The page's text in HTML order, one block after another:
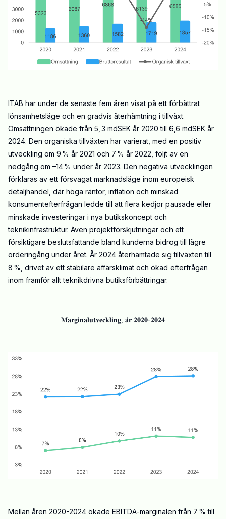
ITAB har under de senaste fem åren visat på ett förbättrat
lönsamhetsläge och en gradvis återhämtning i tillväxt.
Omsättningen ökade från 5, 3 mdSEK år 2020 till 6,6 mdSEK år
2024. Den organiska tillväxten har varierat, med en positiv
utveckling om 9 % år 2021 och 7 % år 2022, följt av en
nedgång om –14 % under år 2023. Den negativa utvecklingen
förklaras av ett försvagat marknadsläge inom europeisk
detaljhandel, där höga räntor, inflation och minskad
konsumentefterfrågan ledde till att flera kedjor pausade eller
minskade investeringar i nya butikskoncept och
teknikinfrastruktur. Även projektförskjutningar och ett
försiktigare beslutsfattande bland kunderna bidrog till lägre
orderingång under året. År 2024 återhämtade sig tillväxten till
8 %, drivet av ett stabilare affärsklimat och ökad efterfrågan
inom framför allt teknikdrivna butiksförbättringar.
𝐌𝐚𝐫𝐠𝐢𝐧𝐚𝐥𝐮𝐭𝐯𝐞𝐜𝐤𝐥𝐢𝐧𝐠, 𝐚̊𝐫 𝟐𝟎𝟐𝟎-𝟐𝟎𝟐𝟒
Mellan åren 2020-2024 ökade EBITDA-marginalen från 7 % till